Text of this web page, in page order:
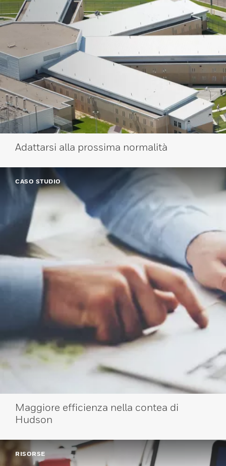
Adattarsi alla prossima normalità
CASO STUDIO
Maggiore efficienza nella contea di
Hudson
RISORSE